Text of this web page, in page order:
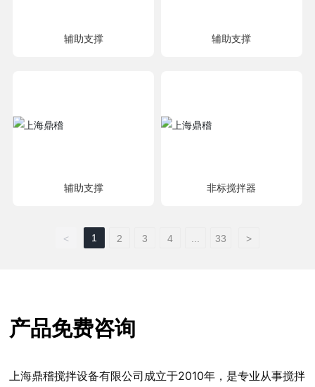
辅助支撑 辅助支撑
辅助支撑 非标搅拌器
< 1 2 3 4 33 >
产品免费咨询
上海鼎稽搅拌设备有限公司成立于2010年，是专业从事搅拌